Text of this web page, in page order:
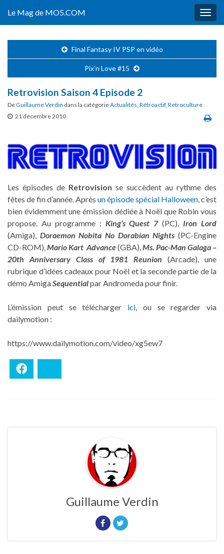
Le Mag de MO5.COM
Final Fantasy IV PSP en vidéo
Pix’n Love #15
Retrovision Saison 4 Episode 2
DeGuillaume Verdin dans la catégorieActualités, Rétroactif, Retroculture
21 décembre 2010
Les épisodes de Retrovision se succèdent au rythme des
fêtes de fin d’année. Après un épisode spécial Halloween, c’est
bien évidemment une émission dédiée à Noël que Robin vous
propose. Au programme : King’s Quest 7 (PC), Iron Lord
(Amiga), Doraemon Nobita No Dorabian Nights (PC-Engine
CD-ROM),Mario Kart Advance(GBA),Ms. Pac-Man Galaga –
20th Anniversary Class of 1981 Reunion (Arcade), une
rubrique d’idées cadeaux pour Noël et la seconde partie de la
démo AmigaSequentialpar Andromeda pour finir.
L’émission peut se télécharger ici, ou se regarder via
dailymotion :
https://www.dailymotion.com/video/xg5ew7
Guillaume Verdin